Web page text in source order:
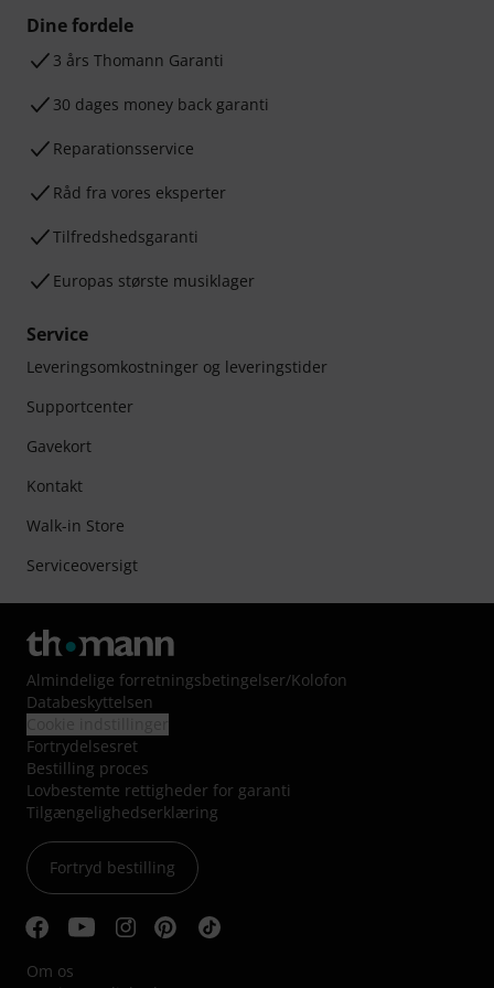
Dine fordele
3 års Thomann Garanti
30 dages money back garanti
Reparationsservice
Råd fra vores eksperter
Tilfredshedsgaranti
Europas største musiklager
Service
Leveringsomkostninger og leveringstider
Supportcenter
Gavekort
Kontakt
Walk-in Store
Serviceoversigt
Almindelige forretningsbetingelser/Kolofon
Databeskyttelsen
Fortrydelsesret
Bestilling proces
Lovbestemte rettigheder for garanti
Tilgængelighedserklæring
Fortryd bestilling
Om os